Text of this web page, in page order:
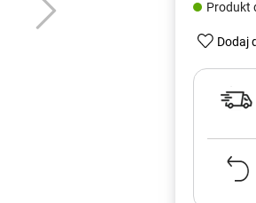
Produkt
Dodaj